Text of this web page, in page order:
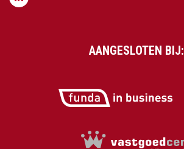
AANGESLOTEN BIJ: